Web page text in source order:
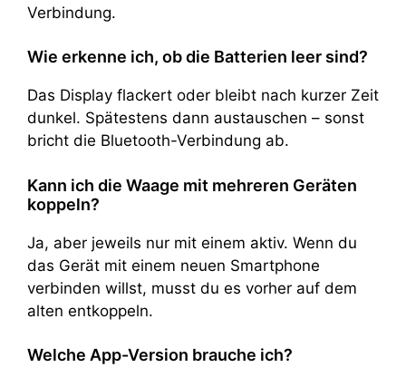
Verbindung.
Wie erkenne ich, ob die Batterien leer sind?
Das Display flackert oder bleibt nach kurzer Zeit
dunkel. Spätestens dann austauschen – sonst
bricht die Bluetooth-Verbindung ab.
Kann ich die Waage mit mehreren Geräten
koppeln?
Ja, aber jeweils nur mit einem aktiv. Wenn du
das Gerät mit einem neuen Smartphone
verbinden willst, musst du es vorher auf dem
alten entkoppeln.
Welche App-Version brauche ich?